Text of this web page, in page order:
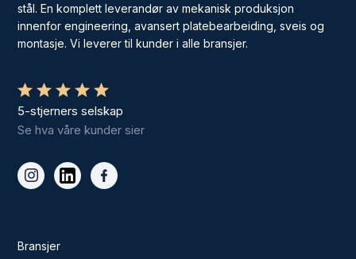
stål. En komplett leverandør av mekanisk produksjon
innenfor engineering, avansert platebearbeiding, sveis og
montasje. Vi leverer til kunder i alle bransjer.
5-stjerners selskap
Se hva våre kunder sier
Bransjer